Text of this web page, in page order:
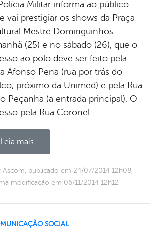
Militar informa ao público
vai prestigiar os shows da Praça
Mestre Dominguinhos
(25) e no sábado (26), que o
ao polo deve ser feito pela
Afonso Pena (rua por trás do
próximo da Unimed) e pela Rua
Peçanha (a entrada principal). O
pela Rua Coronel
Leia mais...
Ascom, publicado em 24/07/2014 12h08,
modificação em 06/11/2014 12h12
SOCIAL